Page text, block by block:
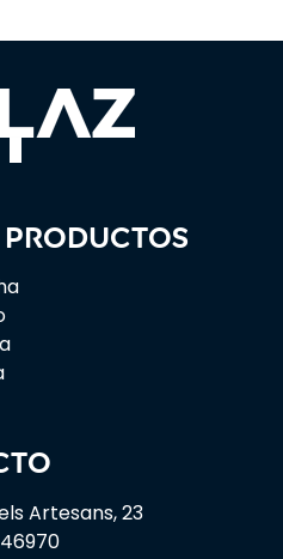
productos
Artesans, 23